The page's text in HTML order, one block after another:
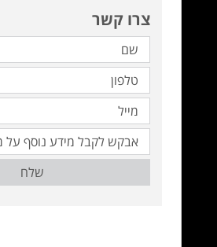
צרו קשר
שלח